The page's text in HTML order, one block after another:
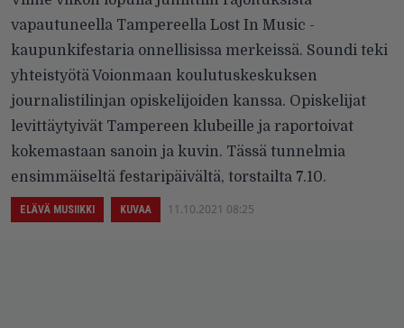
vapautuneella Tampereella Lost In Music -
kaupunkifestaria onnellisissa merkeissä. Soundi teki
yhteistyötä Voionmaan koulutuskeskuksen
journalistilinjan opiskelijoiden kanssa. Opiskelijat
levittäytyivät Tampereen klubeille ja raportoivat
kokemastaan sanoin ja kuvin. Tässä tunnelmia
ensimmäiseltä festaripäivältä, torstailta 7.10.
ELÄVÄ MUSIIKKI KUVAA 11.10.2021 08:25